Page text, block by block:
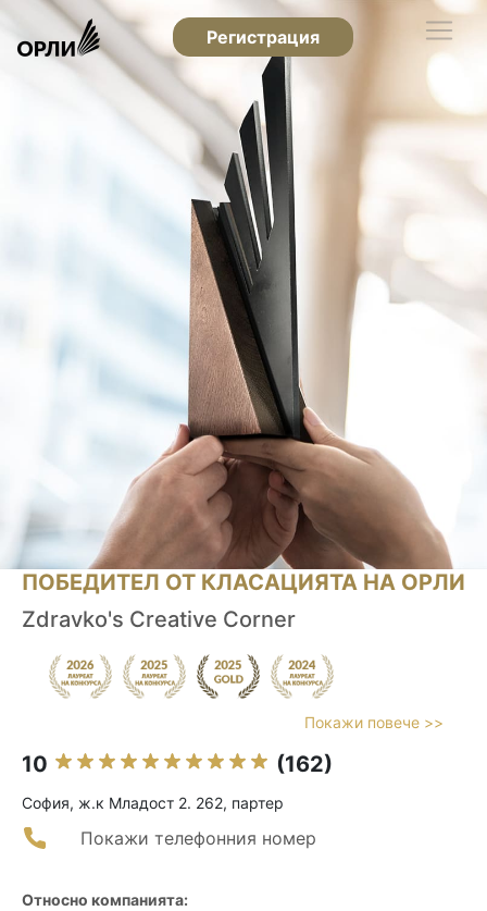
Регистрация
ПОБЕДИТЕЛ ОТ КЛАСАЦИЯТА НА ОРЛИ
Zdravko's Creative Corner
Покажи повече >>
10 (162)
София, ж.к Младост 2. 262, партер
Покажи телефонния номер
Относно компанията: